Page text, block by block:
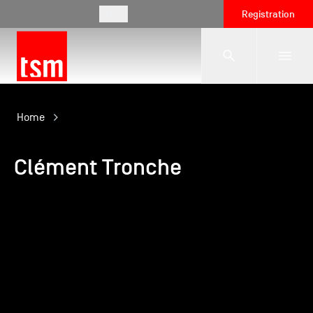
Registration
The School
Programmes
Home
Clément Tronche